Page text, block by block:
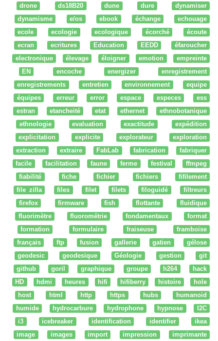
drone ds18B20 dune dure
dynamiser
dynamisme
e/os ebook échange
echouage
ecole
ecologie ecologique écorché
écoute
ecran
ecritures Education EEDD
éfaroucher
electronique
élevage éloigner emotion
empreinte
EN
encoche energizer
enregistrement
enregistrements
entretien environnement
equipe
équipes
erreur error espace especes
ess
estran
etancheité etat ethernet
ethnobotanique
ethnologie
evaluation exactitude
expédition
explicitation
explicite explorateur
exploration
extraction
extraire FabLab fabrication
fabriquer
facile
facilitation faune ferme festival
ffmpeg
fiabilité
fiche fichier fichiers
fifilement
file zilla
files filet filets filoguidé
filtreurs
firefox
firmware fish flottante
fluidique
fluorimètre
fluorométrie fondamentaux
format
formation
formulaire fraiseuse
framboise
français
ftp fusion gallerie gatien
gélose
geodesic
geodesique Géologie gestion
git
github
goril graphique groupe h264
hack
HD
hdmi heures hifi hifiberry histoire
hole
host
html http https hubs
humanoid
humide
hydrocarbure hydrophone hypnose
I2C
i3
icebreaker identification identifier
ikea
image
images import impression
imprimante